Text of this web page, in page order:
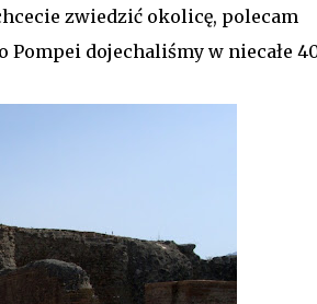
zwiedzić okolicę, polecam
dojechaliśmy w niecałe